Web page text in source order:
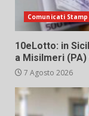
Comunicati
10eLotto: in
a Misilmeri
7 Agosto 2026